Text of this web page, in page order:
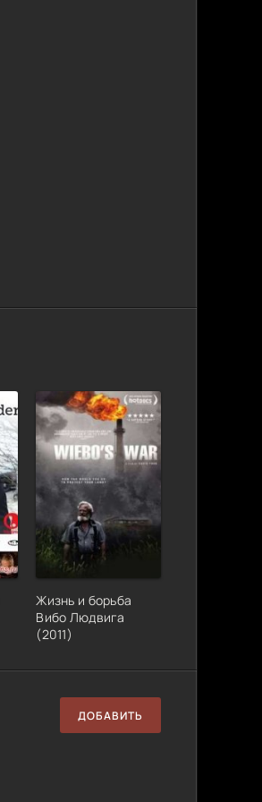
Жизнь и борьба
Вибо Людвига
(2011)
ДОБАВИТЬ